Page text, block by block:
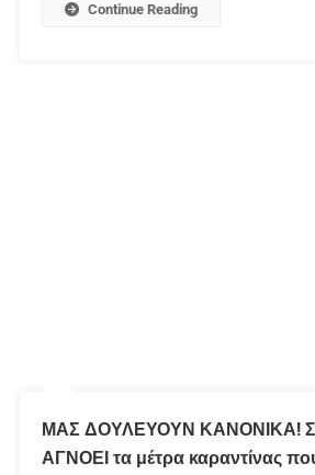
Continue Reading
ΜΑΣ ΔΟΥΛΕΥΟΥΝ ΚΑΝΟΝΙΚΑ!
ΑΓΝΟΕΙ τα μέτρα καραντίνας